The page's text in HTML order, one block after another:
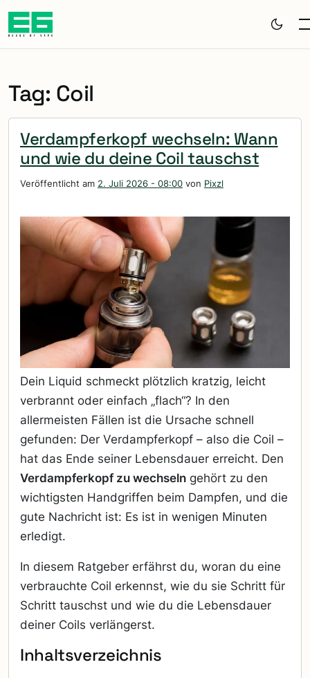
Zum Hauptinhalt springen
Tag: Coil
Verdampferkopf wechseln: Wann
und wie du deine Coil tauschst
Veröffentlicht am 2. Juli 2026 - 08:00 von Pixzl
Dein Liquid schmeckt plötzlich kratzig, leicht
verbrannt oder einfach „flach“? In den
allermeisten Fällen ist die Ursache schnell
gefunden: Der Verdampferkopf – also die Coil –
hat das Ende seiner Lebensdauer erreicht. Den
Verdampferkopf zu wechseln gehört zu den
wichtigsten Handgriffen beim Dampfen, und die
gute Nachricht ist: Es ist in wenigen Minuten
erledigt.
In diesem Ratgeber erfährst du, woran du eine
verbrauchte Coil erkennst, wie du sie Schritt für
Schritt tauschst und wie du die Lebensdauer
deiner Coils verlängerst.
Inhaltsverzeichnis